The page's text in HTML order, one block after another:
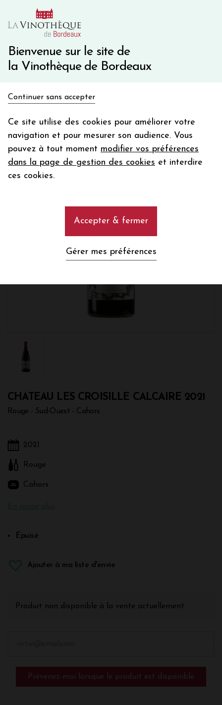
Bienvenue sur le site de
la Vinothèque de Bordeaux
Continuer sans accepter
Ce site utilise des cookies pour améliorer votre
navigation et pour mesurer son audience. Vous
pouvez à tout moment modifier vos préférences
dans la page de gestion des cookies et interdire
ces cookies.
Accepter & fermer
Gérer mes préférences
10€ de remise immédiate sur votre première commande
Une question ?
CHATEAU LES CROISILLE CALCAIRE 2021
Rouge - Sud-Ouest - Cahors
2021
Rouge
Cahors
Épuisé
Ajouter à ma liste d'envie
Produit non disponible à la vente actuellement.
Prévenez-moi lorsque le produit est disponible
en bon d'achat
Votre
email
En m’abonnant, j’accepte de recevoir la newsletter de la